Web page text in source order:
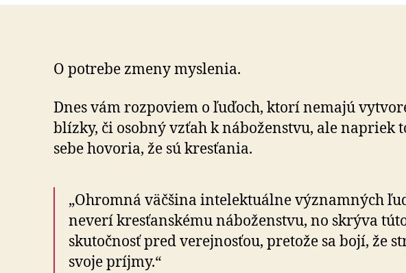
O potrebe zmeny myslenia.
Dnes vám rozpoviem o ľuďoch, ktorí nemajú
blízky, či osobný vzťah k náboženstvu, ale napriek
sebe hovoria, že sú kresťania.
„Ohromná väčšina intelektuálne významných
neverí kresťanskému náboženstvu, no skrýva
skutočnosť pred verejnosťou, pretože sa bojí, že
svoje príjmy.“